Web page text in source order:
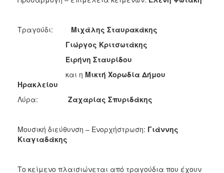
Τραγούδι: Μιχάλης Σταυρακάκης
Γιώργος Κριτσωτάκης
Ειρήνη Σταυρίδου
και η Μικτή Χορωδία Δήμου
Ηρακλείου
Λύρα: Ζαχαρίας Σπυριδάκης
Μουσική διεύθυνση – Ενορχήστρωση: Γιάννης
Κιαγιαδάκης
Το κείμενο πλαισιώνεται από τραγούδια που έχουν